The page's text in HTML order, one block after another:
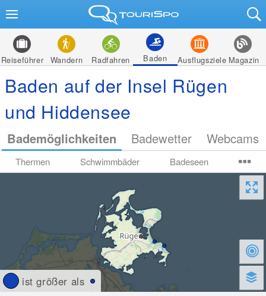
Reiseführer Wandern Radfahren Baden Ausflugsziele Magazin
Baden auf der Insel Rügen
und Hiddensee
Bademöglichkeiten Badewetter Webcams
Thermen Schwimmbäder Badeseen
ist größer als